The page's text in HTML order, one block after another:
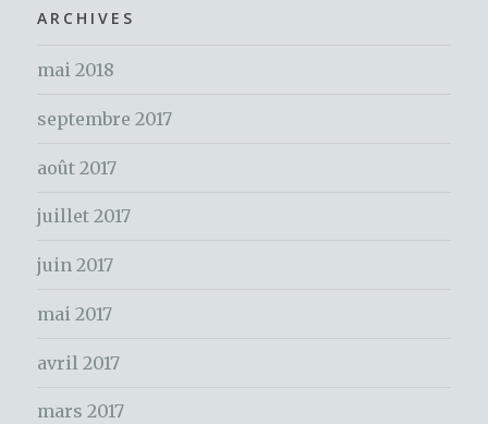
k
h
r
e
:
ARCHIVES
mai 2018
septembre 2017
août 2017
juillet 2017
juin 2017
mai 2017
avril 2017
mars 2017